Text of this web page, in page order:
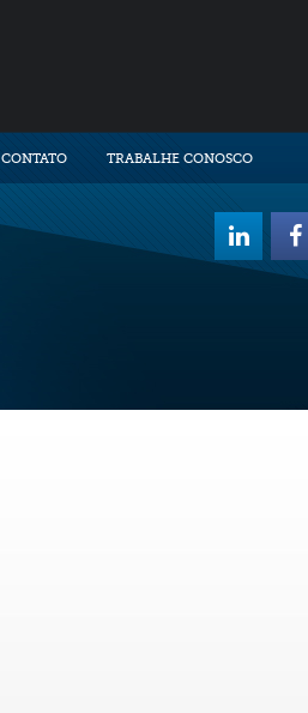
CONTATO TRABALHE CONOSCO